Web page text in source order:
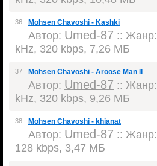
36 Mohsen Chavoshi - Kashki
Автор: Umed-87 :: Жанр:
kHz, 320 kbps, 7,26 МБ
37 Mohsen Chavoshi - Aroose Man II
Автор: Umed-87 :: Жанр:
kHz, 320 kbps, 9,26 МБ
38 Mohsen Chavoshi - khianat
Автор: Umed-87 :: Жанр:
128 kbps, 3,47 МБ